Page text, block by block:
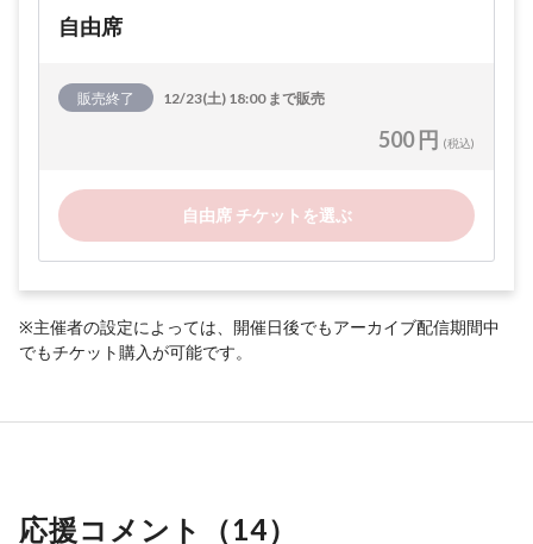
自由席
販売終了 12/23(土) 18:00 まで販売
500 円 (税込)
自由席 チケットを選ぶ
※主催者の設定によっては、開催日後でもアーカイブ配信期間中
でもチケット購入が可能です。
応援コメント（14）